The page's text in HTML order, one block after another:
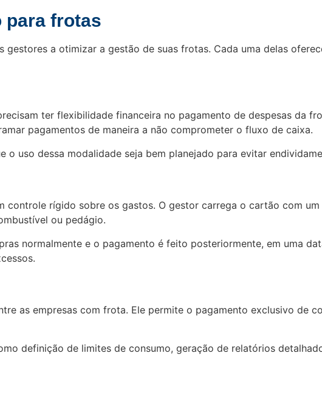
para frotas
a otimizar a gestão de suas frotas. Cada uma delas
ter flexibilidade financeira no pagamento de despesas da
pagamentos de maneira a não comprometer o fluxo de caixa.
uso dessa modalidade seja bem planejado para evitar
controle rígido sobre os gastos. O gestor carrega o cartão com
ou pedágio.
normalmente e o pagamento é feito posteriormente, em uma
as empresas com frota. Ele permite o pagamento exclusivo de
definição de limites de consumo, geração de relatórios